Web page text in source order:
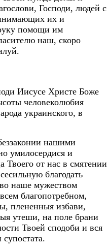
Господи, людей с
их и
помощи им
наш, скоро
Иисусе Христе Боже
человеколюбия
украинского, в
нашими
умилосердися и
Твоего от нас в смятении
благодать
наше мужеством
благопотребном,
плененныя избави,
утеши, на поле брани
Твоей сподоби и вся